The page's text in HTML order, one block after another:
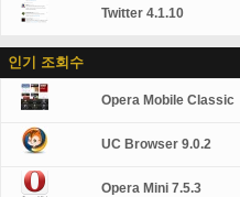
Twitter 4.1.10
인기 조회수
Opera Mobile Classic
UC Browser 9.0.2
Opera Mini 7.5.3